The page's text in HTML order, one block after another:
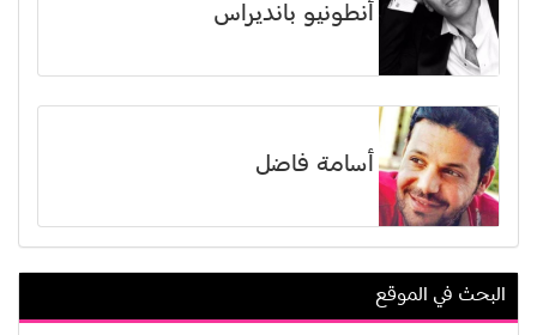
أنطونيو بانديراس
أسامة فاضل
عصمت خليل
البحث في الموقع